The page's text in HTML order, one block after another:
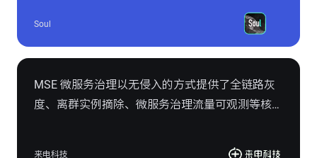
RT 峰值从 500ms 下降至峰值 50ms ，服务发布期
Soul
MSE 微服务治理以无侵入的方式提供了全链路灰
度、离群实例摘除、微服务治理流量可观测等核心
技在云上快速构建起完整微服务治理体系，有效提
来电科技